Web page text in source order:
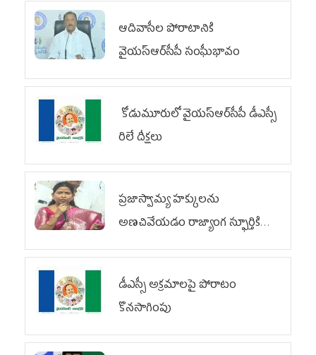
ఆదివాసీల పోరాటానికి
వైయ‌స్ఆర్‌సీపీ సంఘీభావం
కోడుమూరులో వైయ‌స్ఆర్‌సీపీ డీఎస్సీ
రిలే దీక్షలు
ప్రజాస్వామ్య హక్కులను
అణచివేయడం రాజ్యాంగ స్ఫూర్తికి
విరుద్ధం
డీఎస్సీ అక్రమాలపై పోరాటం
కొనసాగింపు